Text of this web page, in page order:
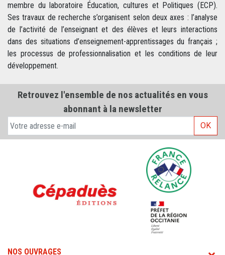
membre du laboratoire Éducation, cultures et Politiques (ECP).
Ses travaux de recherche s’organisent selon deux axes : l’analyse
de l’activité de l’enseignant et des élèves et leurs interactions
dans des situations d’enseignement-apprentissages du français ;
les processus de professionna­lisation et les conditions de leur
développement.
Retrouvez l'ensemble de nos actualités en vous
abonnant à la newsletter
OK
NOS OUVRAGES